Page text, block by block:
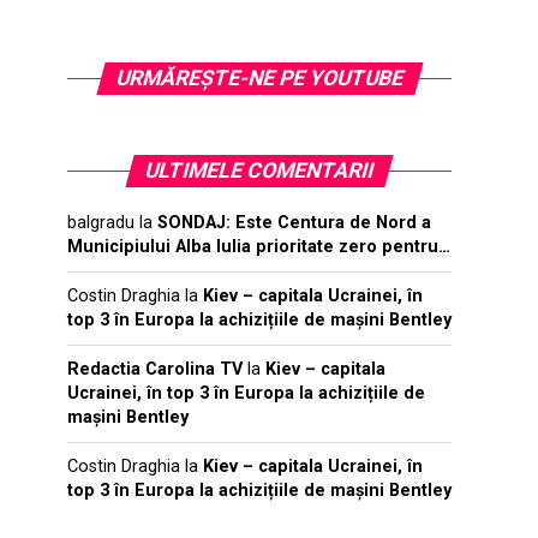
URMĂREŞTE-NE PE YOUTUBE
ULTIMELE COMENTARII
balgradu la SONDAJ: Este Centura de Nord a
Municipiului Alba Iulia prioritate zero pentru…
Costin Draghia la Kiev – capitala Ucrainei, în
top 3 în Europa la achizițiile de mașini Bentley
Redactia Carolina TVla Kiev – capitala
Ucrainei, în top 3 în Europa la achizițiile de
mașini Bentley
Costin Draghia la Kiev – capitala Ucrainei, în
top 3 în Europa la achizițiile de mașini Bentley